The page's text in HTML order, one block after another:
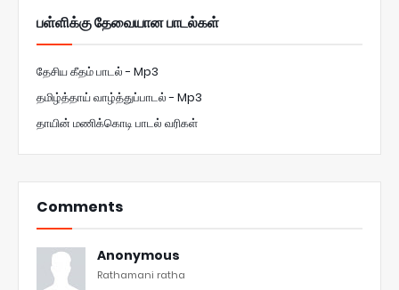
பள்ளிக்கு தேவையான பாடல்கள்
தேசிய கீதம் பாடல் - Mp3
தமிழ்த்தாய் வாழ்த்துப்பாடல் - Mp3
தாயின் மணிக்கொடி பாடல் வரிகள்
Comments
Anonymous
Rathamani ratha